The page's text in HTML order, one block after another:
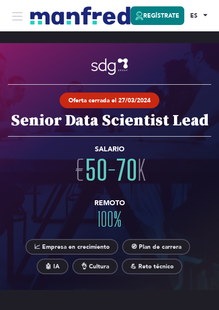
REGÍSTRATE ES
Oferta cerrada el 27/03/2024
Senior Data Scientist Lead
SALARIO
€50-70K
REMOTO
100%
📈 Empresa en crecimiento 🧭 Plan de carrera
🤖 IA 👌 Cultura 💪 Reto técnico